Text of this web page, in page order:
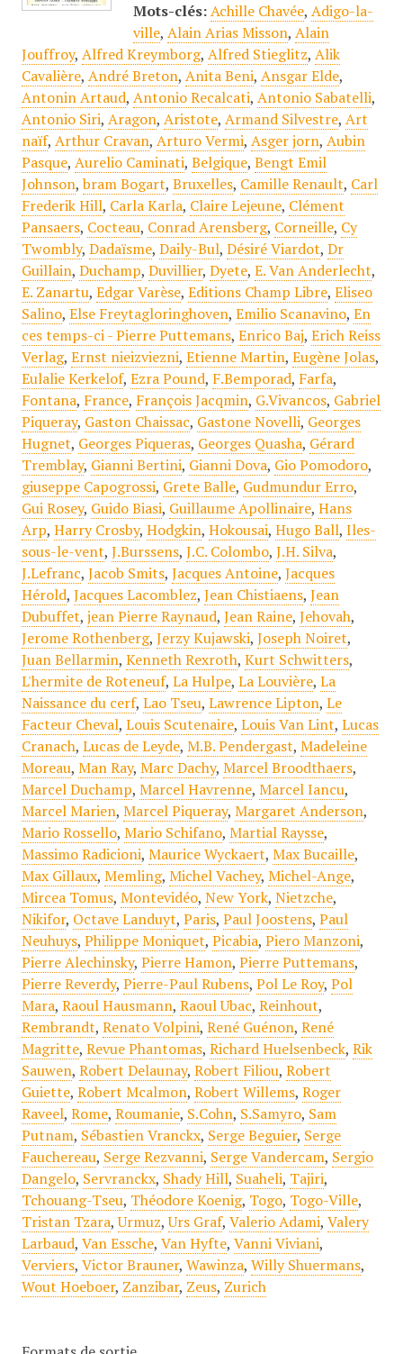
Mots-clés: Achille Chavée, Adigo-la-
ville, Alain Arias Misson, Alain
Jouffroy, Alfred Kreymborg, Alfred Stieglitz, Alik
Cavalière, André Breton, Anita Beni, Ansgar Elde,
Antonin Artaud, Antonio Recalcati, Antonio Sabatelli,
Antonio Siri, Aragon, Aristote, Armand Silvestre, Art
naïf, Arthur Cravan, Arturo Vermi, Asger jorn, Aubin
Pasque, Aurelio Caminati, Belgique, Bengt Emil
Johnson,bram Bogart, Bruxelles, Camille Renault, Carl
Frederik Hill, Carla Karla, Claire Lejeune, Clément
Pansaers, Cocteau, Conrad Arensberg, Corneille, Cy
Twombly, Dadaïsme, Daily-Bul, Désiré Viardot, Dr
Guillain, Duchamp, Duvillier, Dyete, E. Van Anderlecht,
E. Zanartu, Edgar Varèse, Editions Champ Libre, Eliseo
Salino, Else Freytagloringhoven, Emilio Scanavino, En
ces temps-ci - Pierre Puttemans, Enrico Baj, Erich Reiss
Verlag, Ernst nieizviezni, Etienne Martin, Eugène Jolas,
Eulalie Kerkelof, Ezra Pound, F.Bemporad, Farfa,
Fontana, France, François Jacqmin, G.Vivancos, Gabriel
Piqueray, Gaston Chaissac, Gastone Novelli, Georges
Hugnet, Georges Piqueras, Georges Quasha, Gérard
Tremblay, Gianni Bertini, Gianni Dova, Gio Pomodoro,
giuseppe Capogrossi, Grete Balle, Gudmundur Erro,
Gui Rosey, Guido Biasi, Guillaume Apollinaire, Hans
Arp, Harry Crosby, Hodgkin, Hokousai, Hugo Ball, Iles-
sous-le-vent, J.Burssens, J.C. Colombo, J.H. Silva,
J.Lefranc, Jacob Smits, Jacques Antoine, Jacques
Hérold, Jacques Lacomblez, Jean Chistiaens, Jean
Dubuffet, jean Pierre Raynaud, Jean Raine, Jehovah,
Jerome Rothenberg, Jerzy Kujawski, Joseph Noiret,
Juan Bellarmin, Kenneth Rexroth, Kurt Schwitters,
L'hermite de Roteneuf, La Hulpe, La Louvière, La
Naissance du cerf, Lao Tseu, Lawrence Lipton, Le
Facteur Cheval, Louis Scutenaire, Louis Van Lint, Lucas
Cranach, Lucas de Leyde, M.B. Pendergast, Madeleine
Moreau, Man Ray, Marc Dachy, Marcel Broodthaers,
Marcel Duchamp, Marcel Havrenne, Marcel Iancu,
Marcel Marien, Marcel Piqueray, Margaret Anderson,
Mario Rossello, Mario Schifano, Martial Raysse,
Massimo Radicioni, Maurice Wyckaert, Max Bucaille,
Max Gillaux, Memling, Michel Vachey, Michel-Ange,
Mircea Tomus, Montevidéo, New York, Nietzche,
Nikifor, Octave Landuyt, Paris, Paul Joostens, Paul
Neuhuys, Philippe Moniquet, Picabia, Piero Manzoni,
Pierre Alechinsky, Pierre Hamon, Pierre Puttemans,
Pierre Reverdy, Pierre-Paul Rubens, Pol Le Roy, Pol
Mara, Raoul Hausmann, Raoul Ubac, Reinhout,
Rembrandt, Renato Volpini, René Guénon, René
Magritte, Revue Phantomas, Richard Huelsenbeck, Rik
Sauwen, Robert Delaunay, Robert Filiou, Robert
Guiette, Robert Mcalmon, Robert Willems, Roger
Raveel, Rome, Roumanie, S.Cohn, S.Samyro, Sam
Putnam, Sébastien Vranckx, Serge Beguier, Serge
Fauchereau, Serge Rezvanni, Serge Vandercam, Sergio
Dangelo, Servranckx, Shady Hill, Suaheli, Tajiri,
Tchouang-Tseu, Théodore Koenig, Togo, Togo-Ville,
Tristan Tzara,Urmuz,Urs Graf, Valerio Adami, Valery
Larbaud, Van Essche, Van Hyfte, Vanni Viviani,
Verviers, Victor Brauner, Wawinza, Willy Shuermans,
Wout Hoeboer, Zanzibar, Zeus, Zurich